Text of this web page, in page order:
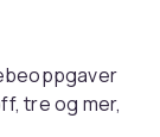
tre og mer,